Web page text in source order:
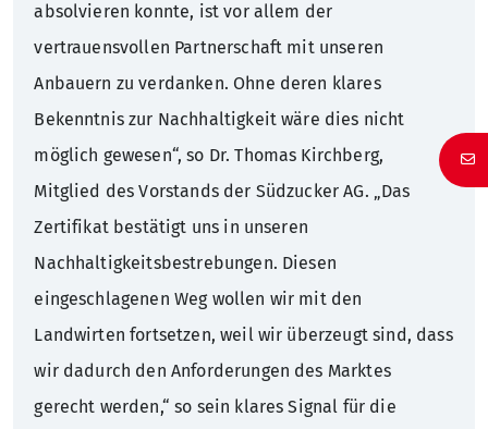
absolvieren konnte, ist vor allem der
vertrauensvollen Partnerschaft mit unseren
Anbauern zu verdanken. Ohne deren klares
Bekenntnis zur Nachhaltigkeit wäre dies nicht
möglich gewesen“, so Dr. Thomas Kirchberg,
Mitglied des Vorstands der Südzucker AG. „Das
Zertifikat bestätigt uns in unseren
Nachhaltigkeitsbestrebungen. Diesen
eingeschlagenen Weg wollen wir mit den
Landwirten fortsetzen, weil wir überzeugt sind, dass
wir dadurch den Anforderungen des Marktes
gerecht werden,“ so sein klares Signal für die